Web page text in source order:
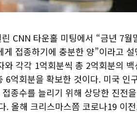
CNN 타운홀 미팅에서 “금년 7월
접종하기에 충분한 양”이라고 설
각각 1억회분씩 총 2억회분의 백
억회분을 확보한 것이다. 미국 인
종수를 늘리기 위해 상당한 진전
올해 크리스마스쯤 코로나19 이전